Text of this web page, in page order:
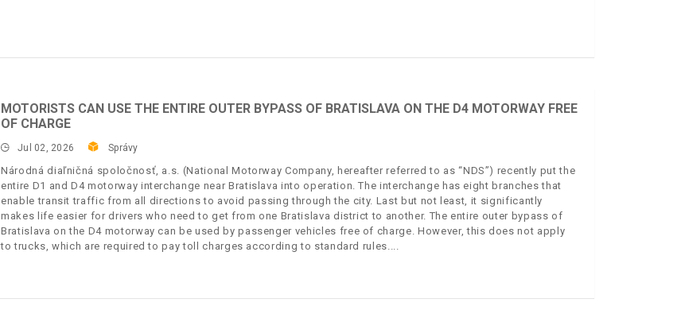
MOTORISTS CAN USE THE ENTIRE OUTER BYPASS OF BRATISLAVA ON THE D4 MOTORWAY FREE
OF CHARGE
Jul 02, 2026 Správy
Národná diaľničná spoločnosť, a.s. (National Motorway Company, hereafter referred to as “NDS”) recently put the
entire D1 and D4 motorway interchange near Bratislava into operation. The interchange has eight branches that
enable transit traffic from all directions to avoid passing through the city. Last but not least, it significantly
makes life easier for drivers who need to get from one Bratislava district to another. The entire outer bypass of
Bratislava on the D4 motorway can be used by passenger vehicles free of charge. However, this does not apply
to trucks, which are required to pay toll charges according to standard rules.